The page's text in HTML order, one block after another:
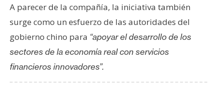
r
s
s
A parecer de la compañía, la iniciativa también
surge como un esfuerzo de las autoridades del
gobierno chino para “apoyar el desarrollo de los
sectores de la economía real con servicios
financieros innovadores”.